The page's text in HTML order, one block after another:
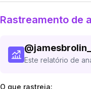
Rastreamento de
@jamesbrolin_
Este relatório de
O que rastreia: